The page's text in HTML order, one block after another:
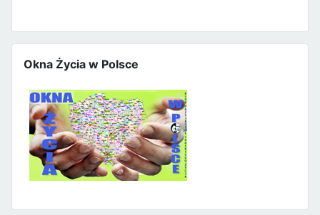
Okna Życia w Polsce